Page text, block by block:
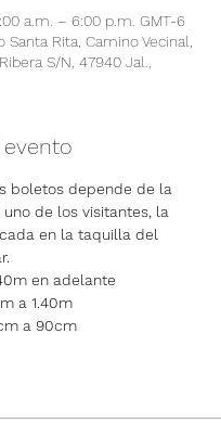
a.m. – 6:00 p.m. GMT-6
Santa Rita, Camino Vecinal,
S/N, 47940 Jal.,
boletos depende de la
de los visitantes, la
en la taquilla del
en adelante
a 1.40m
a 90cm